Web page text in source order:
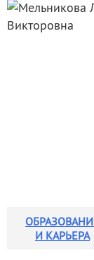
История
Руководство
И КАРЬЕРА